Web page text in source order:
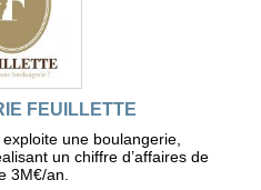
FEUILLETTE
une boulangerie,
un chiffre d’affaires de
3M€/an.